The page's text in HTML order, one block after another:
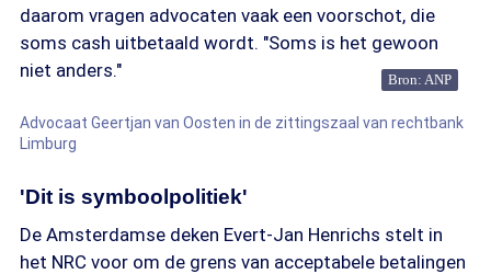
daarom vragen advocaten vaak een voorschot, die
soms cash uitbetaald wordt. "Soms is het gewoon
niet anders."
Bron: ANP
Advocaat Geertjan van Oosten in de zittingszaal van rechtbank
Limburg
'Dit is symboolpolitiek'
De Amsterdamse deken Evert-Jan Henrichs stelt in
het NRC voor om de grens van acceptabele betalingen